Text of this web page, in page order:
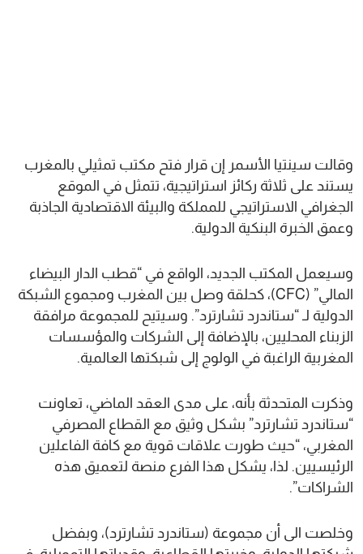
وقالت سينتيا الأسمر إن قرار فتح مكتب تمثيلي بالمغرب
يستند على ثلاثة ركائز استراتيجية، تتمثل في الموقع
الجغرافي الاستراتيجي للمملكة والبيئة الاقتصادية الجاذبة
وعمق الخبرة البنكية الدولية.
وسيعمل المكتب الجديد، الواقع في “قطب الدار البيضاء
المالي” (CFC)، كحلقة وصل بين المغرب ومجموع الشبكة
الدولية لـ “ستاندرد تشارترد”. وسيتيح للمجموعة مرافقة
الزبناء المحليين، بالإضافة إلى الشركات والمؤسسات
المغربية الراغبة في الولوج إلى شبكتها العالمية.
وذكرت المتحدثة بأنه، على مدى العقد الماضي، تعاونت
“ستاندرد تشارترد” بشكل وثيق مع القطاع المصرفي
المغربي، “حيث طورت علاقات قوية مع كافة الفاعلين
الرئيسيين. لذا، يشكل هذا الفرع منصة لتعميق هذه
الشراكات”.
وخلصت الى أن مجموعة (ستاندرد تشارترد)، وبفضل